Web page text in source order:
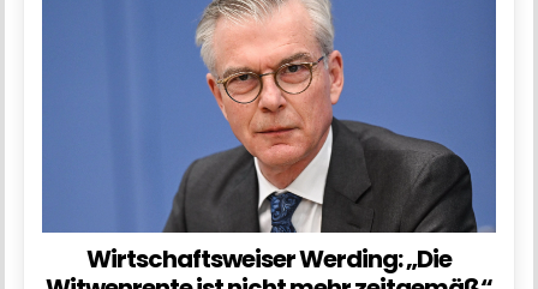
Wirtschaftsweiser Werding: „Die